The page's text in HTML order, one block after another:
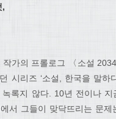
,
가의 프롤로그 〈소설
시리즈 ‘소설, 한국을 말하
록지 않다. 10년 전이나
서 그들이 맞닥뜨리는 문제